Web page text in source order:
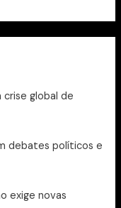
global de
debates políticos e
exige novas